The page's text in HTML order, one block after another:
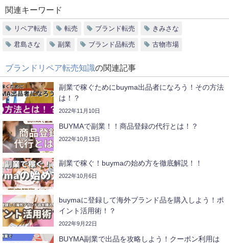
関連キーワード
リペア転売 転売 ブランド転売 きみさな
君島さな 副業 ブランド品転売 古物市場
ブランドリペア転売知識の関連記事
副業で稼ぐためにbuyma出品者になろう！その方法
は！？
2022年11月10日
BUYMAで副業！！商品登録の代行とは！？
2022年10月13日
副業で稼ぐ！buymaの始め方を徹底解説！！
2022年10月6日
buymaに登録して海外ブランド品を購入しよう！ポ
イント活用術！？
2022年9月22日
BUYMA副業で出品を攻略しよう！クーポン利用は